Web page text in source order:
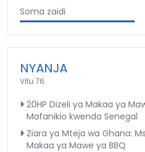
Soma zaidi
NYANJA
Vitu 76
20HP Dizeli ya Makaa ya
Mafanikio kwenda Senegal
Ziara ya Mteja wa Ghana:
Makaa ya Mawe ya BBQ